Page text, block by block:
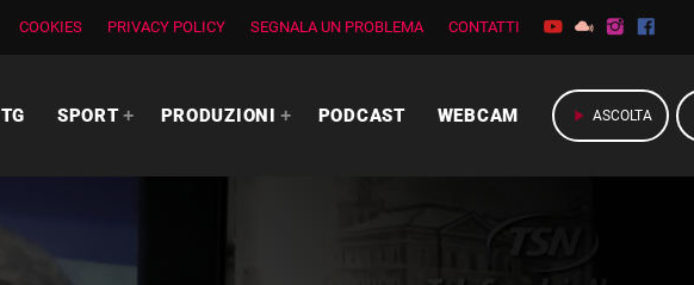
COOKIES PRIVACY POLICY SEGNALA UN PROBLEMA CONTATTI
TG SPORT PRODUZIONI PODCAST WEBCAM play_arrow ASCOLTA